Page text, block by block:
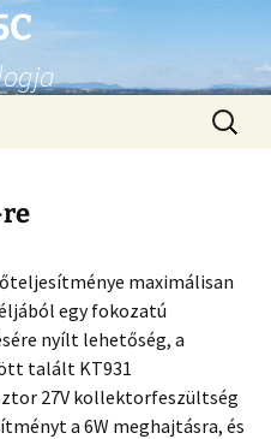
maximálisan
egy fokozatú
nyílt lehetőség, a
talált KT931
27V kollektorfeszültség
a 6W meghajtásra, és